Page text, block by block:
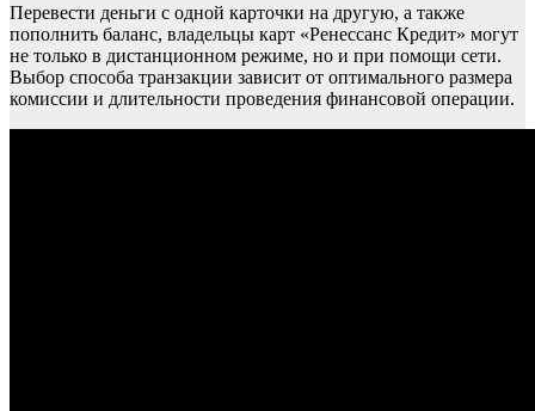
Перевести деньги с одной карточки на другую, а также
пополнить баланс, владельцы карт «Ренессанс Кредит» могут
не только в дистанционном режиме, но и при помощи сети.
Выбор способа транзакции зависит от оптимального размера
комиссии и длительности проведения финансовой операции.